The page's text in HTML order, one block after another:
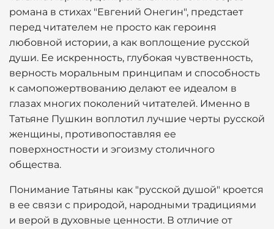
романа в стихах "Евгений Онегин", предстает
перед читателем не просто как героиня
любовной истории, а как воплощение русской
души. Ее искренность, глубокая чувственность,
верность моральным принципам и способность
к самопожертвованию делают ее идеалом в
глазах многих поколений читателей. Именно в
Татьяне Пушкин воплотил лучшие черты русской
женщины, противопоставляя ее
поверхностности и эгоизму столичного
общества.
Понимание Татьяны как "русской душой" кроется
в ее связи с природой, народными традициями
и верой в духовные ценности. В отличие от